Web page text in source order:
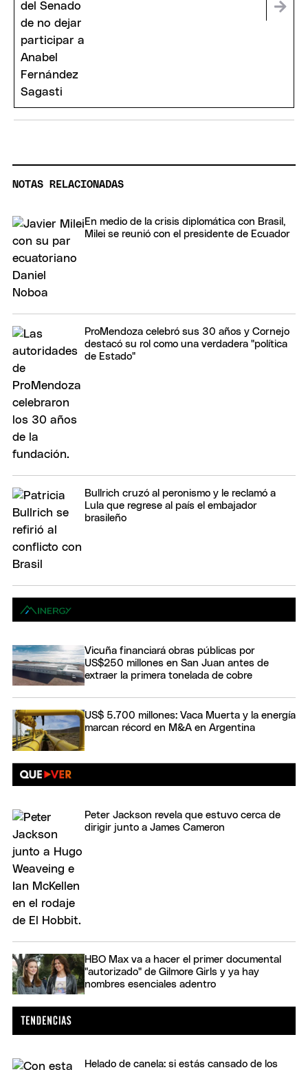
NOTAS RELACIONADAS
En medio de la crisis diplomática con Brasil,
Milei se reunió con el presidente de Ecuador
ProMendoza celebró sus 30 años y Cornejo
destacó su rol como una verdadera "política
de Estado"
Bullrich cruzó al peronismo y le reclamó a
Lula que regrese al país el embajador
brasileño
Vicuña financiará obras públicas por
US$250 millones en San Juan antes de
extraer la primera tonelada de cobre
US$ 5.700 millones: Vaca Muerta y la energía
marcan récord en M&A en Argentina
Peter Jackson revela que estuvo cerca de
dirigir junto a James Cameron
HBO Max va a hacer el primer documental
"autorizado" de Gilmore Girls y ya hay
nombres esenciales adentro
Helado de canela: si estás cansado de los